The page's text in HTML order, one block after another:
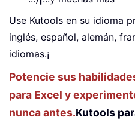
Use Kutools en su idioma
inglés, español, alemán,
idiomas.¡
Potencie sus
para Excel y
nunca antes.Kutools